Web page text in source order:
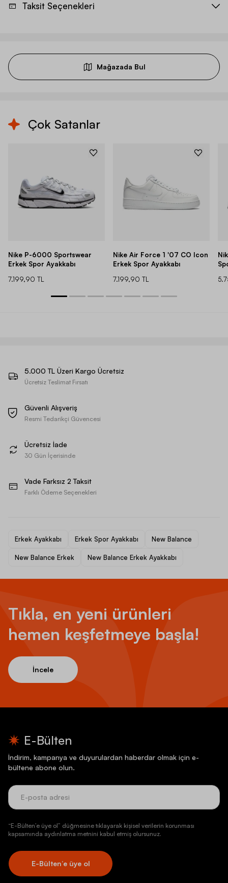
Taksit Seçenekleri
Mağazada Bul
Çok Satanlar
Nike P-6000 Sportswear
Erkek Spor Ayakkabı
7.199,90 TL
Nike Air Force 1 '07 CO Icon
Erkek Spor Ayakkabı
7.199,90 TL
5.000 TL Üzeri Kargo Ücretsiz
Ücretsiz Teslimat Fırsatı
Güvenli Alışveriş
Resmi Tedarikçi Güvencesi
Ücretsiz İade
30 Gün İçerisinde
Vade Farksız 2 Taksit
Farklı Ödeme Seçenekleri
Erkek Ayakkabı Erkek Spor Ayakkabı New Balance
New Balance Erkek New Balance Erkek Ayakkabı
Tıkla, en yeni ürünleri
hemen keşfetmeye başla!
İncele
E-Bülten
İndirim, kampanya ve duyurulardan haberdar olmak için e-
bültene abone olun.
“E-Bülten’e üye ol” düğmesine tıklayarak kişisel verilerin korunması
kapsamında aydınlatma metnini kabul etmiş olursunuz.
E-Bülten’e üye ol